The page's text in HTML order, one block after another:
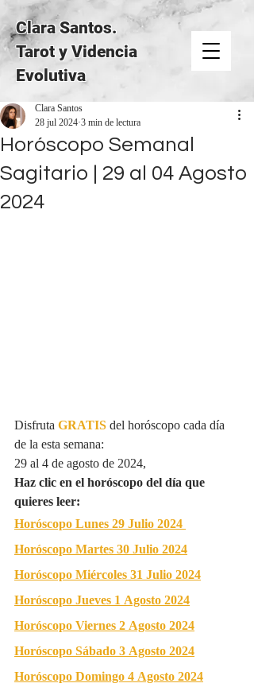
Clara Santos.
Tarot y Videncia
Evolutiva
Horóscopo Semanal
Sagitario | 29 al 04 Agosto
2024
Clara Santos
28 jul 20243 min de lectura
Disfruta GRATISdel horóscopo cada día
de la esta semana:
29 al 4 de agosto de 2024,
Haz clic en el horóscopo del día que
quieres leer:
Horóscopo Lunes 29 Julio 2024
Horóscopo Martes 30 Julio 2024
Horóscopo Miércoles 31 Julio 2024
Horóscopo Jueves 1 Agosto 2024
Horóscopo Viernes 2 Agosto 2024
Horóscopo Sábado 3 Agosto 2024
Horóscopo Domingo 4 Agosto 2024